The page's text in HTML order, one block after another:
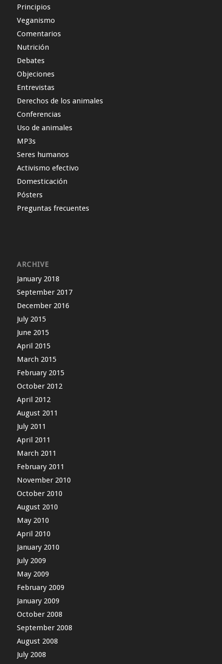
Principios
Veganismo
Comentarios
Nutrición
Debates
Objeciones
Entrevistas
Derechos de los animales
Conferencias
Uso de animales
MP3s
Seres humanos
Activismo efectivo
Domesticación
Pósters
Preguntas frecuentes
ARCHIVE
January 2018
September 2017
December 2016
July 2015
June 2015
April 2015
March 2015
February 2015
October 2012
April 2012
August 2011
July 2011
April 2011
March 2011
February 2011
November 2010
October 2010
August 2010
May 2010
April 2010
January 2010
July 2009
May 2009
February 2009
January 2009
October 2008
September 2008
August 2008
July 2008